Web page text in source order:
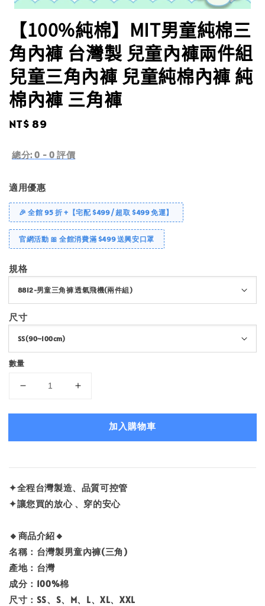
【100%純棉】MIT男童純棉三
角內褲 台灣製 兒童內褲兩件組
兒童三角內褲 兒童純棉內褲 純
棉內褲 三角褲
Regular
NT$ 89
總分:0 - 0 評價
適用優惠
🎉 全館 95 折 +【宅配 $499 / 超取 $499 免運】
官網活動 🎀 全館消費滿 $499 送興安口罩
規格
尺寸
數量
加入購物車
✦全程台灣製造、品質可控管
✦讓您買的放心 、穿的安心
🔸商品介紹🔸
名稱：台灣製男童內褲(三角)
產地：台灣
成分：100%棉
尺寸：SS、S、M、L、XL、XXL